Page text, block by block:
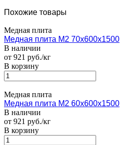
Похожие товары
Медная плита
Медная плита M2 70х600х1500
В наличии
от 921 руб./кг
В корзину
Медная плита
Медная плита M2 60х600х1500
В наличии
от 921 руб./кг
В корзину